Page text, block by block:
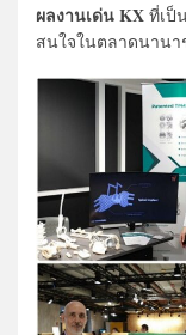
ผลงานเด่น KX ที่เป็
สนใจในตลาดนาน